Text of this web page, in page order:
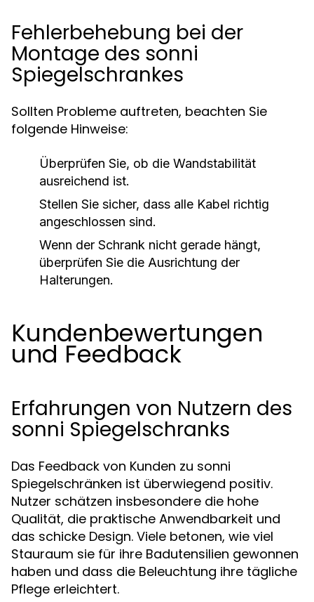
Fehlerbehebung bei der
Montage des sonni
Spiegelschrankes
Sollten Probleme auftreten, beachten Sie
folgende Hinweise:
Überprüfen Sie, ob die Wandstabilität
ausreichend ist.
Stellen Sie sicher, dass alle Kabel richtig
angeschlossen sind.
Wenn der Schrank nicht gerade hängt,
überprüfen Sie die Ausrichtung der
Halterungen.
Kundenbewertungen
und Feedback
Erfahrungen von Nutzern des
sonni Spiegelschranks
Das Feedback von Kunden zu sonni
Spiegelschränken ist überwiegend positiv.
Nutzer schätzen insbesondere die hohe
Qualität, die praktische Anwendbarkeit und
das schicke Design. Viele betonen, wie viel
Stauraum sie für ihre Badutensilien gewonnen
haben und dass die Beleuchtung ihre tägliche
Pflege erleichtert.